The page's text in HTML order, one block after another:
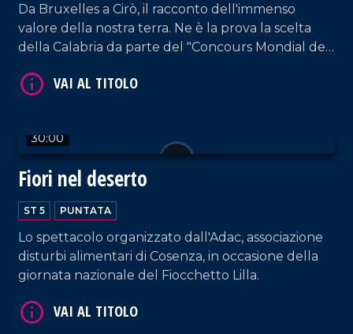
Da Bruxelles a Cirò, il racconto dell'immenso
valore della nostra terra. Ne è la prova la scelta
della Calabria da parte del "Concours Mondial de
che ha visto la partecipazione di 20 Paesi, oltre 100
30:00
Fiori nel deserto
ST 5 PUNTATA
Lo spettacolo organizzato dall'Adac, associazione
disturbi alimentari di Cosenza, in occasione della
giornata nazionale del Fiocchetto Lilla.